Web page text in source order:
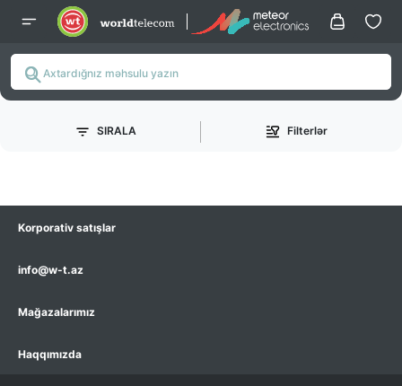
SIRALA Filterlər
Korporativ satışlar
info@w-t.az
Mağazalarımız
Haqqımızda